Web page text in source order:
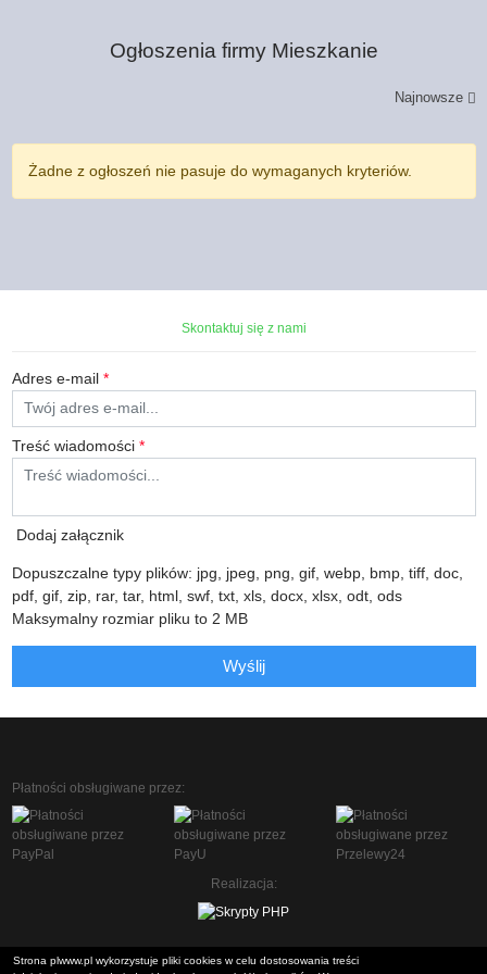
Ogłoszenia firmy Mieszkanie
Najnowsze
Żadne z ogłoszeń nie pasuje do wymaganych kryteriów.
Skontaktuj się z nami
Adres e-mail *
Treść wiadomości *
Dodaj załącznik
Dopuszczalne typy plików: jpg, jpeg, png, gif, webp, bmp, tiff, doc,
pdf, gif, zip, rar, tar, html, swf, txt, xls, docx, xlsx, odt, ods
Maksymalny rozmiar pliku to 2 MB
Wyślij
Płatności obsługiwane przez:
Realizacja:
Strona plwww.pl wykorzystuje pliki cookies w celu dostosowania treści